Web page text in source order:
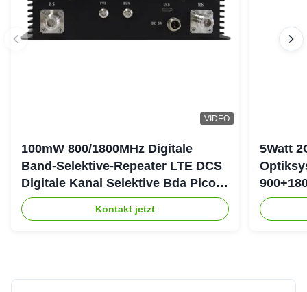
VIDEO
100mW 800/1800MHz Digitale
Band-Selektive-Repeater LTE DCS
Digitale Kanal Selektive Bda Pico-
Repeater
Kontakt jetzt
5Watt
DAS-